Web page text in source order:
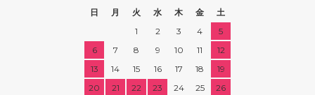
日
月 火 水 木 金
土
1
2 3 4
5
6
7 8 9 10 11
12
13
14 15 16 17 18
19
20
21 22 23 24 25
26